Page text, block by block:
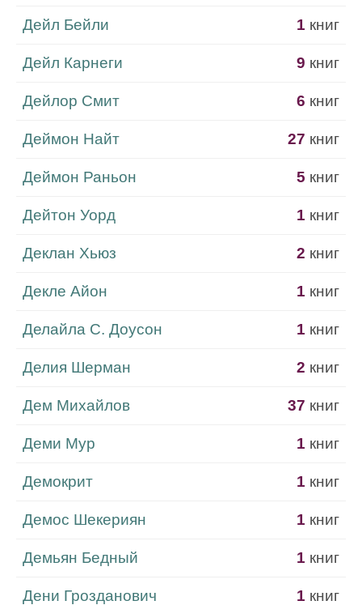
Дейл Бейли 1 книг
Дейл Карнеги 9 книг
Дейлор Смит 6 книг
Деймон Найт 27 книг
Деймон Раньон 5 книг
Дейтон Уорд 1 книг
Деклан Хьюз 2 книг
Декле Айон 1 книг
Делайла С. Доусон 1 книг
Делия Шерман 2 книг
Дем Михайлов 37 книг
Деми Мур 1 книг
Демокрит 1 книг
Демос Шекериян 1 книг
Демьян Бедный 1 книг
Дени Грозданович 1 книг